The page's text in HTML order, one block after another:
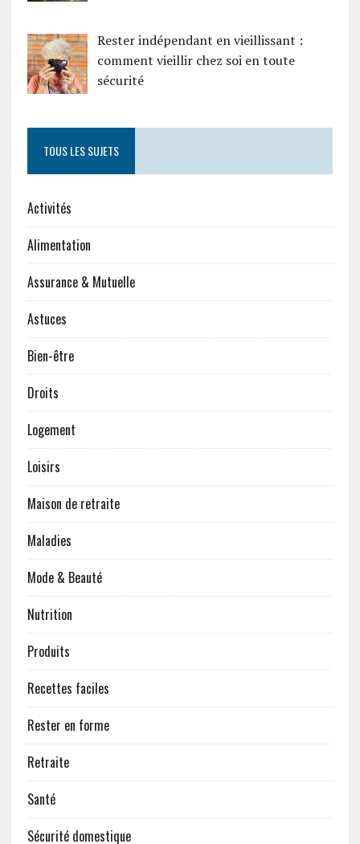
Rester indépendant en vieillissant :
comment vieillir chez soi en toute
sécurité
TOUS LES SUJETS
Activités
Alimentation
Assurance & Mutuelle
Astuces
Bien-être
Droits
Logement
Loisirs
Maison de retraite
Maladies
Mode & Beauté
Nutrition
Produits
Recettes faciles
Rester en forme
Retraite
Santé
Sécurité domestique